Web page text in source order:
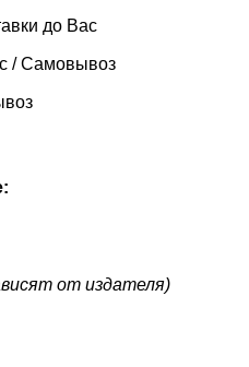
до Вас
/ Самовывоз
от издателя)